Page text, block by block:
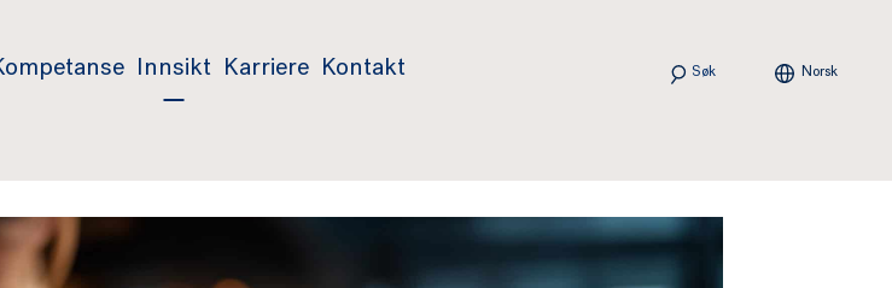
Innsikt Karriere Kontakt Norsk